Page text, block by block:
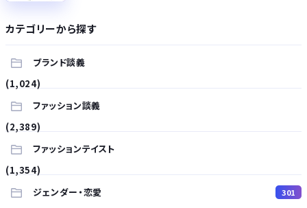
カテゴリーから探す
ブランド談義
(1,024)
ファッション談義
(2,389)
ファッションテイスト
(1,354)
ジェンダー・恋愛
301